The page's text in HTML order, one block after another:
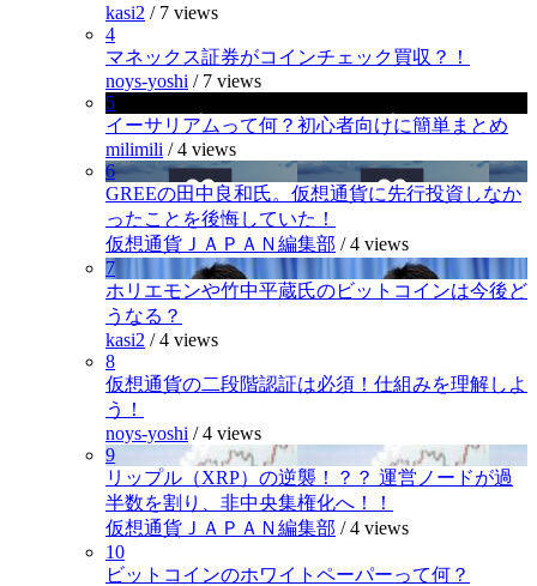
kasi2 / 7 views
4
マネックス証券がコインチェック買収？！
noys-yoshi / 7 views
5
イーサリアムって何？初心者向けに簡単まとめ
milimili /4 views
6
GREEの田中良和氏。仮想通貨に先行投資しなか
ったことを後悔していた！
仮想通貨ＪＡＰＡＮ編集部 /4 views
7
ホリエモンや竹中平蔵氏のビットコインは今後ど
うなる？
kasi2 /4 views
8
仮想通貨の二段階認証は必須！仕組みを理解しよ
う！
noys-yoshi /4 views
9
リップル（XRP）の逆襲！？？ 運営ノードが過
半数を割り、非中央集権化へ！！
仮想通貨ＪＡＰＡＮ編集部 /4 views
10
ビットコインのホワイトペーパーって何？